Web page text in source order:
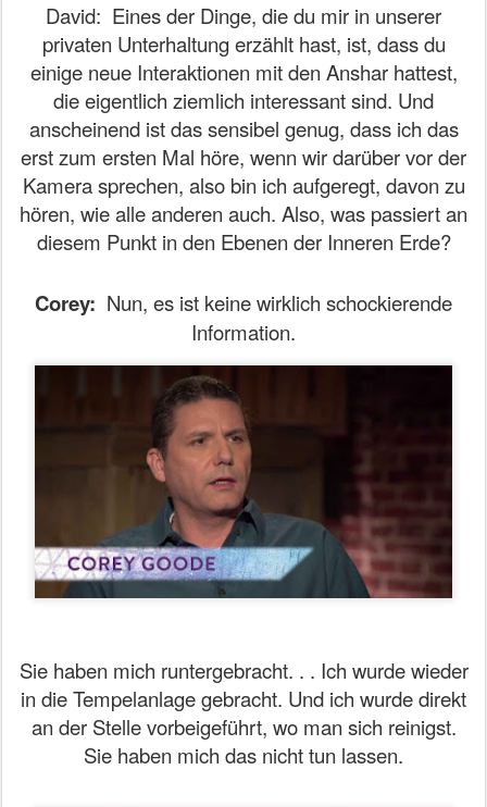
David: Eines der Dinge, die du mir in unserer
privaten Unterhaltung erzählt hast, ist, dass du
einige neue Interaktionen mit den Anshar hattest,
die eigentlich ziemlich interessant sind. Und
anscheinend ist das sensibel genug, dass ich das
erst zum ersten Mal höre, wenn wir darüber vor der
Kamera sprechen, also bin ich aufgeregt, davon zu
hören, wie alle anderen auch. Also, was passiert an
diesem Punkt in den Ebenen der Inneren Erde?
Corey: Nun, es ist keine wirklich schockierende
Information.
Sie haben mich runtergebracht. . . Ich wurde wieder
in die Tempelanlage gebracht. Und ich wurde direkt
an der Stelle vorbeigeführt, wo man sich reinigst.
Sie haben mich das nicht tun lassen.